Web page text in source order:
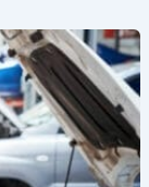
افضل
ورشة
اصلاح
سيارات
في
الخبر